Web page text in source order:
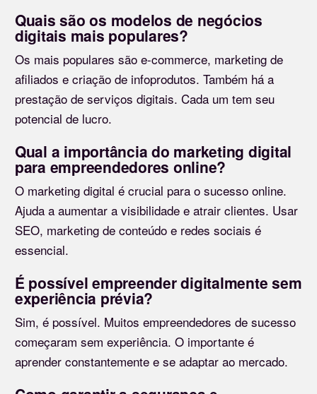
Quais são os modelos de negócios
digitais mais populares?
Os mais populares são e-commerce, marketing de
afiliados e criação de infoprodutos. Também há a
prestação de serviços digitais. Cada um tem seu
potencial de lucro.
Qual a importância do marketing digital
para empreendedores online?
O marketing digital é crucial para o sucesso online.
Ajuda a aumentar a visibilidade e atrair clientes. Usar
SEO, marketing de conteúdo e redes sociais é
essencial.
É possível empreender digitalmente sem
experiência prévia?
Sim, é possível. Muitos empreendedores de sucesso
começaram sem experiência. O importante é
aprender constantemente e se adaptar ao mercado.